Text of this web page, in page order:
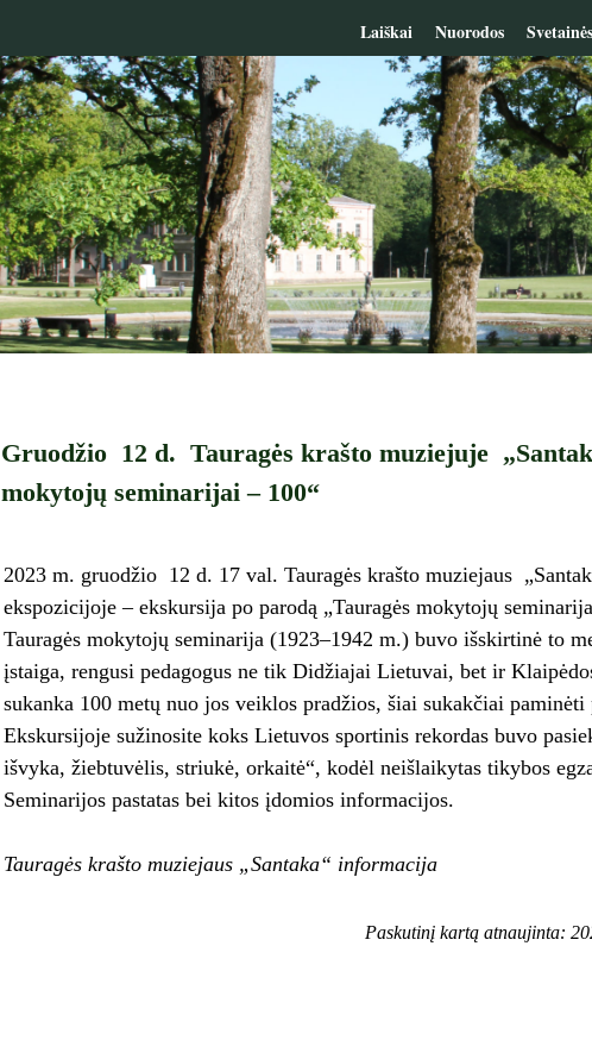
Laiškai Nuorodos
Gruodžio 12 d. Tauragės krašto muziejuje
mokytojų seminarijai – 100“
2023 m. gruodžio 12 d. 17 val. Tauragės krašto muziejaus
ekspozicijoje – ekskursija po parodą „Tauragės mokytojų
Tauragės mokytojų seminarija (1923–1942 m.) buvo išskirtinė to
įstaiga, rengusi pedagogus ne tik Didžiajai Lietuvai, bet ir
sukanka 100 metų nuo jos veiklos pradžios, šiai sukakčiai paminėti
Ekskursijoje sužinosite koks Lietuvos sportinis rekordas buvo
išvyka, žiebtuvėlis, striukė, orkaitė“, kodėl neišlaikytas tikybos
Seminarijos pastatas bei kitos įdomios informacijos.
Tauragės krašto muziejaus „Santaka“ informacija
Paskutinį kartą atnaujinta: